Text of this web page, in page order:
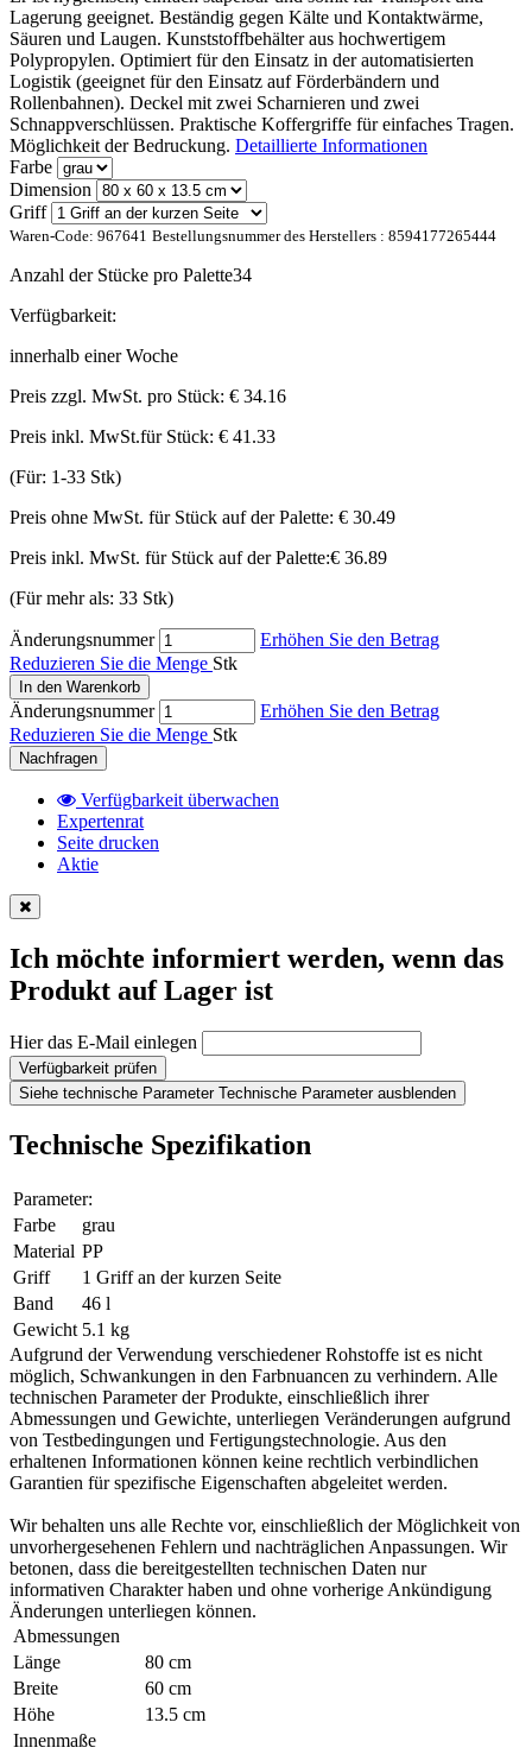
Lagerung geeignet. Beständig gegen Kälte und Kontaktwärme,
Säuren und Laugen. Kunststoffbehälter aus hochwertigem
Polypropylen. Optimiert für den Einsatz in der automatisierten
Logistik (geeignet für den Einsatz auf Förderbändern und
Rollenbahnen). Deckel mit zwei Scharnieren und zwei
Schnappverschlüssen. Praktische Koffergriffe für einfaches Tragen.
Möglichkeit der Bedruckung. Detaillierte Informationen
Farbe
Dimension
Griff
Waren-Code: 967641 Bestellungsnummer des Herstellers : 8594177265444
Anzahl der Stücke pro Palette34
Verfügbarkeit:
innerhalb einer Woche
Preis zzgl. MwSt. pro Stück: € 34.16
Preis inkl. MwSt.für Stück: € 41.33
(Für: 1-33 Stk)
Preis ohne MwSt. für Stück auf der Palette: € 30.49
Preis inkl. MwSt. für Stück auf der Palette:€ 36.89
(Für mehr als: 33 Stk)
Änderungsnummer
Erhöhen Sie den Betrag
Reduzieren Sie die Menge Stk
In den Warenkorb
Änderungsnummer
Erhöhen Sie den Betrag
Reduzieren Sie die Menge Stk
Nachfragen
Verfügbarkeit überwachen
Expertenrat
Seite drucken
Aktie
Ich möchte informiert werden, wenn das
Produkt auf Lager ist
Hier das E-Mail einlegen
Verfügbarkeit prüfen
Siehe technische Parameter Technische Parameter ausblenden
Technische Spezifikation
Parameter:
Farbe
grau
Material PP
Griff
1 Griff an der kurzen Seite
Band
46 l
Gewicht 5.1 kg
Aufgrund der Verwendung verschiedener Rohstoffe ist es nicht
möglich, Schwankungen in den Farbnuancen zu verhindern. Alle
technischen Parameter der Produkte, einschließlich ihrer
Abmessungen und Gewichte, unterliegen Veränderungen aufgrund
von Testbedingungen und Fertigungstechnologie. Aus den
erhaltenen Informationen können keine rechtlich verbindlichen
Garantien für spezifische Eigenschaften abgeleitet werden.
Wir behalten uns alle Rechte vor, einschließlich der Möglichkeit von
unvorhergesehenen Fehlern und nachträglichen Anpassungen. Wir
betonen, dass die bereitgestellten technischen Daten nur
informativen Charakter haben und ohne vorherige Ankündigung
Änderungen unterliegen können.
Abmessungen
Länge
80 cm
Breite
60 cm
Höhe
13.5 cm
Innenmaße